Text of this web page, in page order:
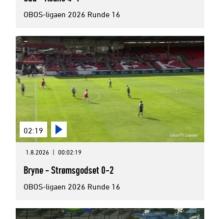
OBOS-ligaen 2026 Runde 16
02:19
1.8.2026 | 00:02:19
Bryne - Strømsgodset 0-2
OBOS-ligaen 2026 Runde 16